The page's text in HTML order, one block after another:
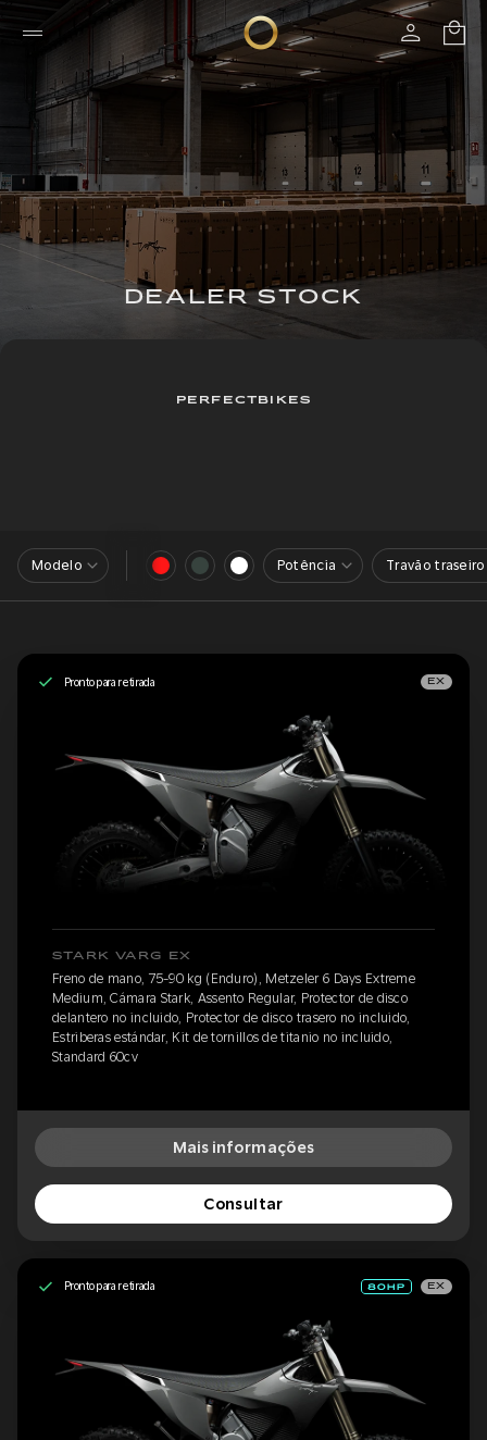
DEALER STOCK
PERFECTBIKES
Modelo Potência Travão traseiro
Pronto para retirada EX
STARK VARG EX
Freno de mano, 75-90 kg (Enduro), Metzeler 6 Days Extreme
Medium, Cámara Stark, Assento Regular, Protector de disco
delantero no incluido, Protector de disco trasero no incluido,
Estriberas estándar, Kit de tornillos de titanio no incluido,
Standard 60cv
Mais informações
Consultar
Pronto para retirada EX